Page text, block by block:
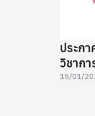
ประก
วิชาก
15/01/